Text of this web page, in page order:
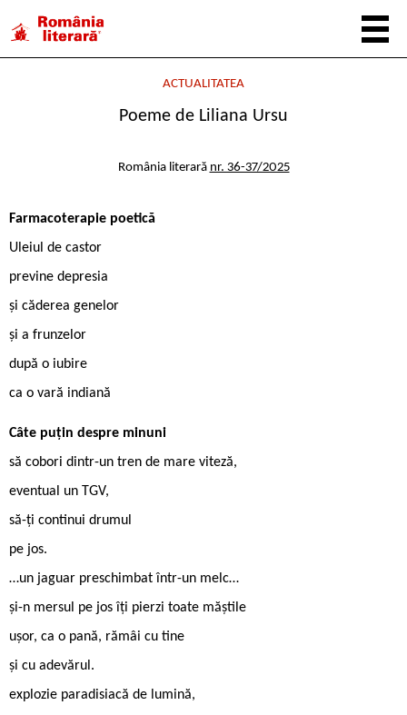
ACTUALITATEA
Poeme de Liliana Ursu
România literară nr. 36-37/2025
Farmacoterapie poetică
Uleiul de castor
previne depresia
și căderea genelor
și a frunzelor
după o iubire
ca o vară indiană
Câte puțin despre minuni
să cobori dintr-un tren de mare viteză,
eventual un TGV,
să-ți continui drumul
pe jos.
…un jaguar preschimbat într-un melc…
și-n mersul pe jos îți pierzi toate măștile
ușor, ca o pană, rămâi cu tine
și cu adevărul.
explozie paradisiacă de lumină,